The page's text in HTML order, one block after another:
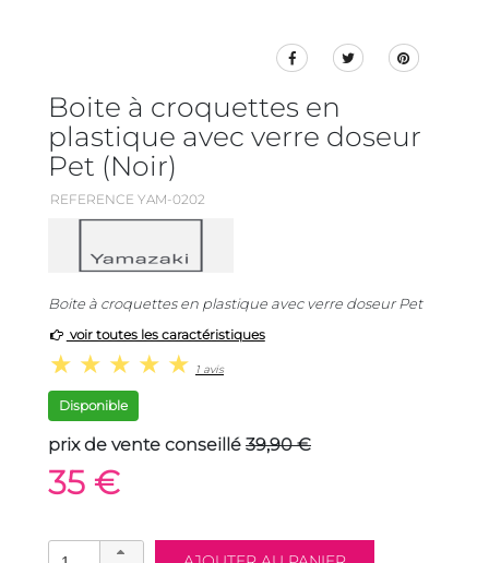
Boite à croquettes en
plastique avec verre doseur
Pet (Noir)
REFERENCE YAM-0202
Boite à croquettes en plastique avec verre doseur Pet
voir toutes les caractéristiques
1 avis
Disponible
prix de vente conseillé 39,90 €
35 €